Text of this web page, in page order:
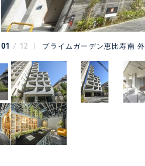
01 12 プライムガーデン恵比寿南